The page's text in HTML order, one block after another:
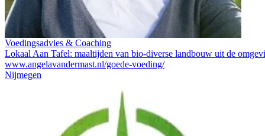
Voedingsadvies & Coaching
Lokaal Aan Tafel: maaltijden van bio-diverse landbouw uit de
www.angelavandermast.nl/goede-voeding/
Nijmegen